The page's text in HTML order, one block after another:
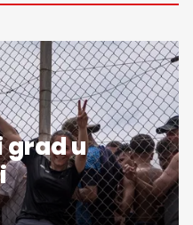
grad u